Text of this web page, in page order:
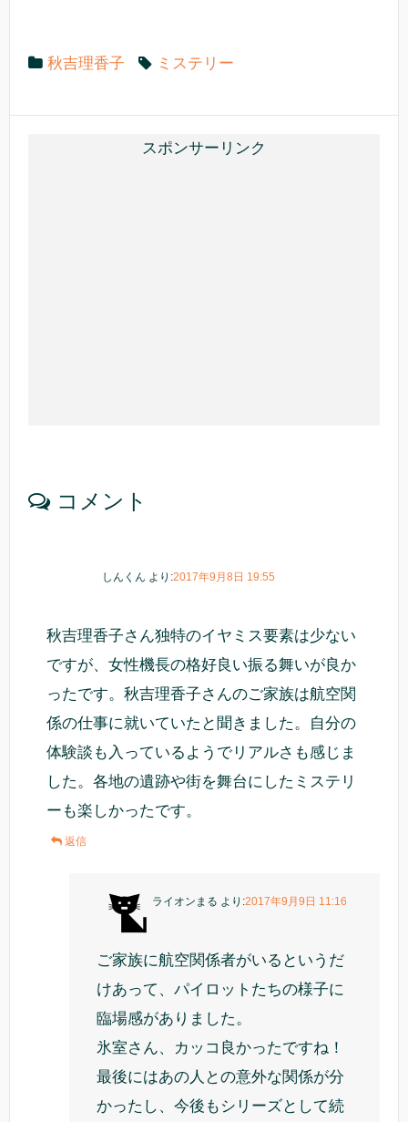
b
o
a
秋吉理香子 ミステリー
スポンサーリンク
コメント
しんくん より:2017年9月8日 19:55
秋吉理香子さん独特のイヤミス要素は少ない
ですが、女性機長の格好良い振る舞いが良か
ったです。秋吉理香子さんのご家族は航空関
係の仕事に就いていたと聞きました。自分の
体験談も入っているようでリアルさも感じま
した。各地の遺跡や街を舞台にしたミステリ
ーも楽しかったです。
返信
ライオンまる より:2017年9月9日 11:16
ご家族に航空関係者がいるというだ
けあって、パイロットたちの様子に
臨場感がありました。
氷室さん、カッコ良かったですね！
最後にはあの人との意外な関係が分
かったし、今後もシリーズとして続